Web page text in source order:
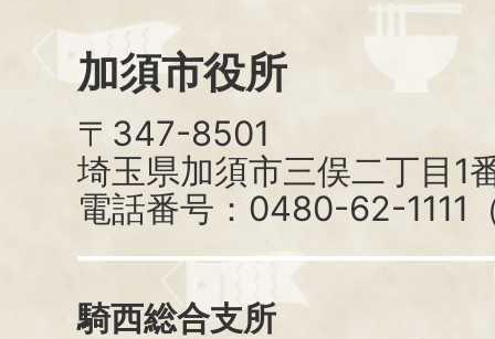
加須市役所
〒347-8501
埼玉県加須市三俣二丁目1
電話番号：0480-62-1111
騎西総合支所